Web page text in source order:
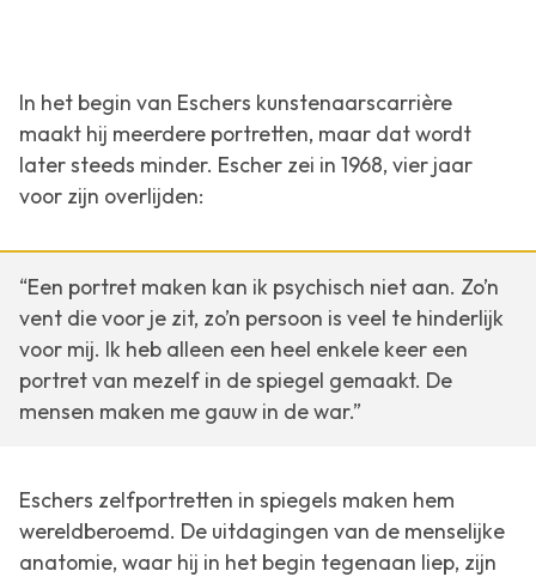
In het begin van Eschers kunstenaarscarrière
maakt hij meerdere portretten, maar dat wordt
later steeds minder. Escher zei in 1968, vier jaar
voor zijn overlijden:
“Een portret maken kan ik psychisch niet aan. Zo’n
vent die voor je zit, zo’n persoon is veel te hinderlijk
voor mij. Ik heb alleen een heel enkele keer een
portret van mezelf in de spiegel gemaakt. De
mensen maken me gauw in de war.”
Eschers zelfportretten in spiegels maken hem
wereldberoemd. De uitdagingen van de menselijke
anatomie, waar hij in het begin tegenaan liep, zijn